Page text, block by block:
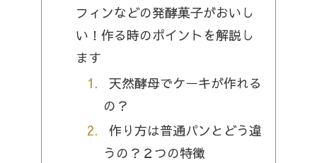
フィンなどの発酵菓子がおいし
い！作る時のポイントを解説し
ます
天然酵母でケーキが作れる
の？
作り方は普通パンとどう違
うの？２つの特徴